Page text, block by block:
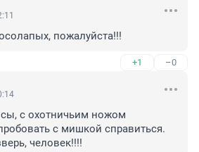
пожалуйста!!!
+1 –0
с охотничьим ножом
с мишкой справиться.
человек!!!!